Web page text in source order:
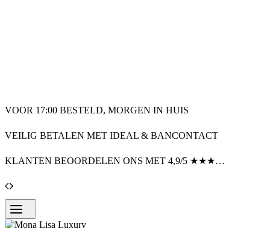
VOOR 17:00 BESTELD, MORGEN IN HUIS
VEILIG BETALEN MET IDEAL & BANCONTACT
KLANTEN BEOORDELEN ONS MET 4,9/5 ★★★★★